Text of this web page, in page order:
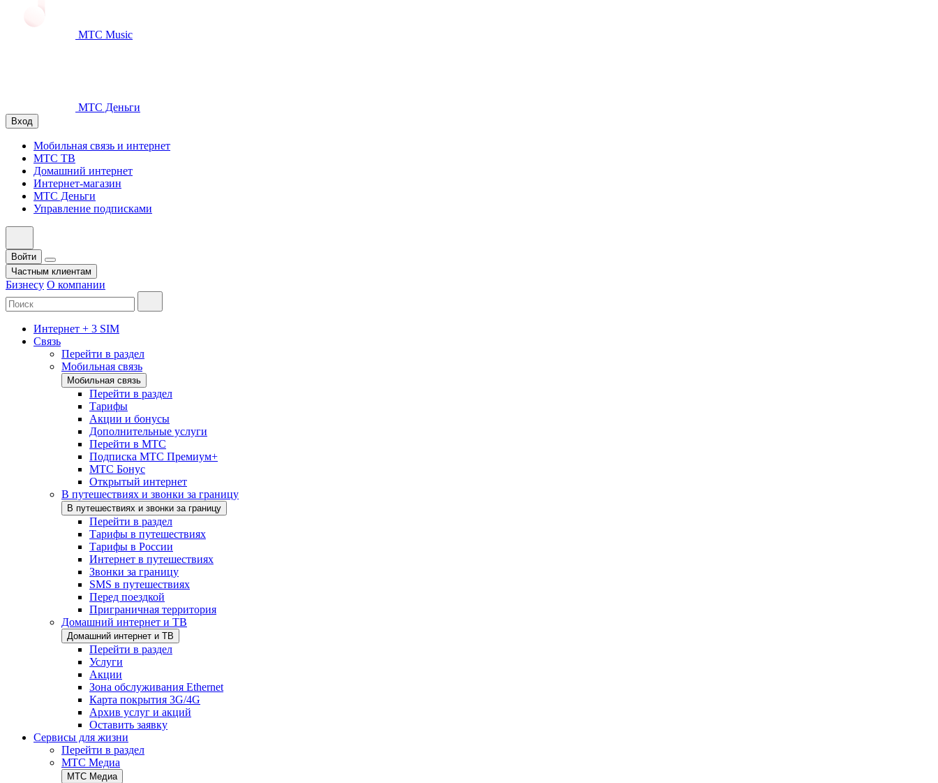
МТС Music
МТС Деньги
Вход
Мобильная связь и интернет
МТС ТВ
Домашний интернет
Интернет-магазин
МТС Деньги
Управление подписками
Войти
Частным клиентам
Бизнесу О компании
Интернет + 3 SIM
Связь
Перейти в раздел
Мобильная связь
Мобильная связь
Перейти в раздел
Тарифы
Акции и бонусы
Дополнительные услуги
Перейти в МТС
Подписка МТС Премиум+
МТС Бонус
Открытый интернет
В путешествиях и звонки за границу
В путешествиях и звонки за границу
Перейти в раздел
Тарифы в путешествиях
Тарифы в России
Интернет в путешествиях
Звонки за границу
SMS в путешествиях
Перед поездкой
Приграничная территория
Домашний интернет и ТВ
Домашний интернет и ТВ
Перейти в раздел
Услуги
Акции
Зона обслуживания Ethernet
Карта покрытия 3G/4G
Архив услуг и акций
Оставить заявку
Сервисы для жизни
Перейти в раздел
МТС Медиа
МТС Медиа